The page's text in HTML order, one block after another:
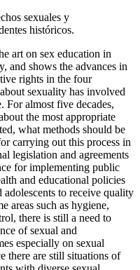
sexuales y
históricos.
art on sex education in
and shows the advances in
rights in the four
sexuality has involved
For almost five decades,
the most appropriate
what methods should be
carrying out this process in
legislation and agreements
for implementing public
and educational policies
to receive quality
areas such as hygiene,
there is still a need to
of sexual and
especially on sexual
there are still situations of